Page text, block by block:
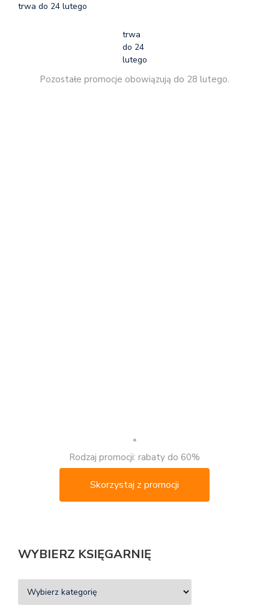
trwa do 24 lutego
trwa
do 24
lutego
Pozostałe promocje obowiązują do 28 lutego.
*
Rodzaj promocji: rabaty do 60%
Skorzystaj z promocji
WYBIERZ KSIĘGARNIĘ